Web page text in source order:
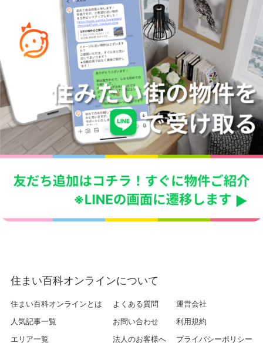
住まい百科オンラインについて
住まい百科オンラインとは
人気記事一覧
エリア一覧
よくある質問
お問い合わせ
法人のお客様へ
運営会社
利用規約
プライバシーポリシー